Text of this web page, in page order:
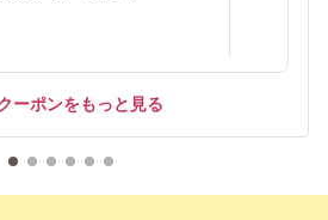
ーポンをもっと見る